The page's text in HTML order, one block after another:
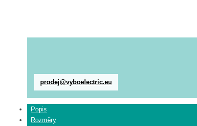
prodej@vyboelectric.eu
Popis
Rozměry